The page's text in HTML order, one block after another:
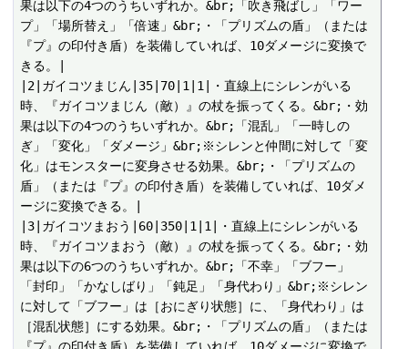
果は以下の4つのうちいずれか。&br;「吹き飛ばし」「ワー
プ」「場所替え」「倍速」&br;・「プリズムの盾」（または
『プ』の印付き盾）を装備していれば、10ダメージに変換で
きる。|
|2|ガイコツまじん|35|70|1|1|・直線上にシレンがいる
時、『ガイコツまじん（敵）』の杖を振ってくる。&br;・効
果は以下の4つのうちいずれか。&br;「混乱」「一時しの
ぎ」「変化」「ダメージ」&br;※シレンと仲間に対して「変
化」はモンスターに変身させる効果。&br;・「プリズムの
盾」（または『プ』の印付き盾）を装備していれば、10ダメ
ージに変換できる。|
|3|ガイコツまおう|60|350|1|1|・直線上にシレンがいる
時、『ガイコツまおう（敵）』の杖を振ってくる。&br;・効
果は以下の6つのうちいずれか。&br;「不幸」「ブフー」
「封印」「かなしばり」「鈍足」「身代わり」&br;※シレン
に対して「ブフー」は［おにぎり状態］に、「身代わり」は
［混乱状態］にする効果。&br;・「プリズムの盾」（または
『プ』の印付き盾）を装備していれば、10ダメージに変換で